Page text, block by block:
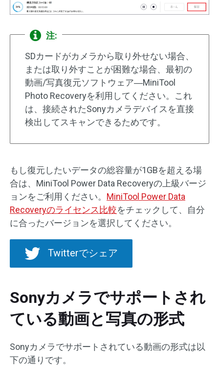
注:
SDカードがカメラから取り外せない場合、
または取り外すことが困難な場合、最初の
動画/写真復元ソフトウェア―MiniTool
Photo Recoveryを利用してください。これ
は、接続されたSonyカメラデバイスを直接
検出してスキャンできるためです。
もし復元したいデータの総容量が1GBを超える場
合は、MiniTool Power Data Recoveryの上級バージ
ョンをご利用ください。 MiniTool Power Data
Recoveryのライセンス比較をチェックして、自分
に合ったバージョンを選択してください。
Twitterでシェア
Sonyカメラでサポートされ
ている動画と写真の形式
Sonyカメラでサポートされている動画の形式は以
下の通りです。